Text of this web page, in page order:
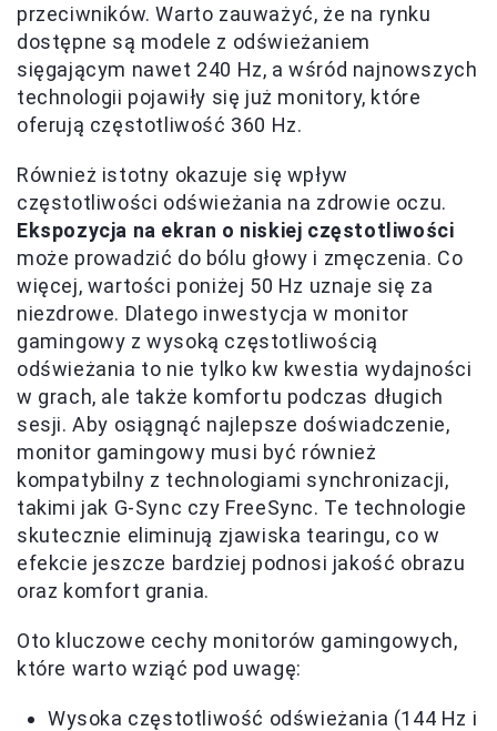
przeciwników. Warto zauważyć, że na rynku
dostępne są modele z odświeżaniem
sięgającym nawet 240 Hz, a wśród najnowszych
technologii pojawiły się już monitory, które
oferują częstotliwość 360 Hz.
Również istotny okazuje się wpływ
częstotliwości odświeżania na zdrowie oczu.
Ekspozycja na ekran o niskiej częstotliwości
może prowadzić do bólu głowy i zmęczenia. Co
więcej, wartości poniżej 50 Hz uznaje się za
niezdrowe. Dlatego inwestycja w monitor
gamingowy z wysoką częstotliwością
odświeżania to nie tylko kw kwestia wydajności
w grach, ale także komfortu podczas długich
sesji. Aby osiągnąć najlepsze doświadczenie,
monitor gamingowy musi być również
kompatybilny z technologiami synchronizacji,
takimi jak G-Sync czy FreeSync. Te technologie
skutecznie eliminują zjawiska tearingu, co w
efekcie jeszcze bardziej podnosi jakość obrazu
oraz komfort grania.
Oto kluczowe cechy monitorów gamingowych,
które warto wziąć pod uwagę:
Wysoka częstotliwość odświeżania (144 Hz i